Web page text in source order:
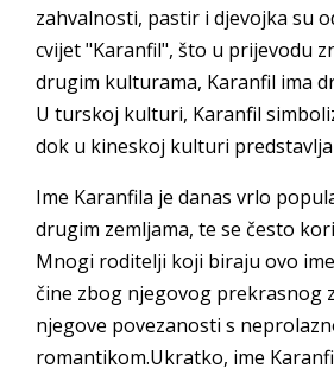
zahvalnosti, pastir i djevojka su
cvijet "Karanfil", što u prijevodu
drugim kulturama, Karanfil ima
U turskoj kulturi, Karanfil
dok u kineskoj kulturi
Ime Karanfila je danas vrlo
drugim zemljama, te se često
Mnogi roditelji koji biraju ovo
čine zbog njegovog prekrasnog
njegove povezanosti s
romantikom.Ukratko, ime